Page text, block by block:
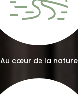
Au cœur de la nature